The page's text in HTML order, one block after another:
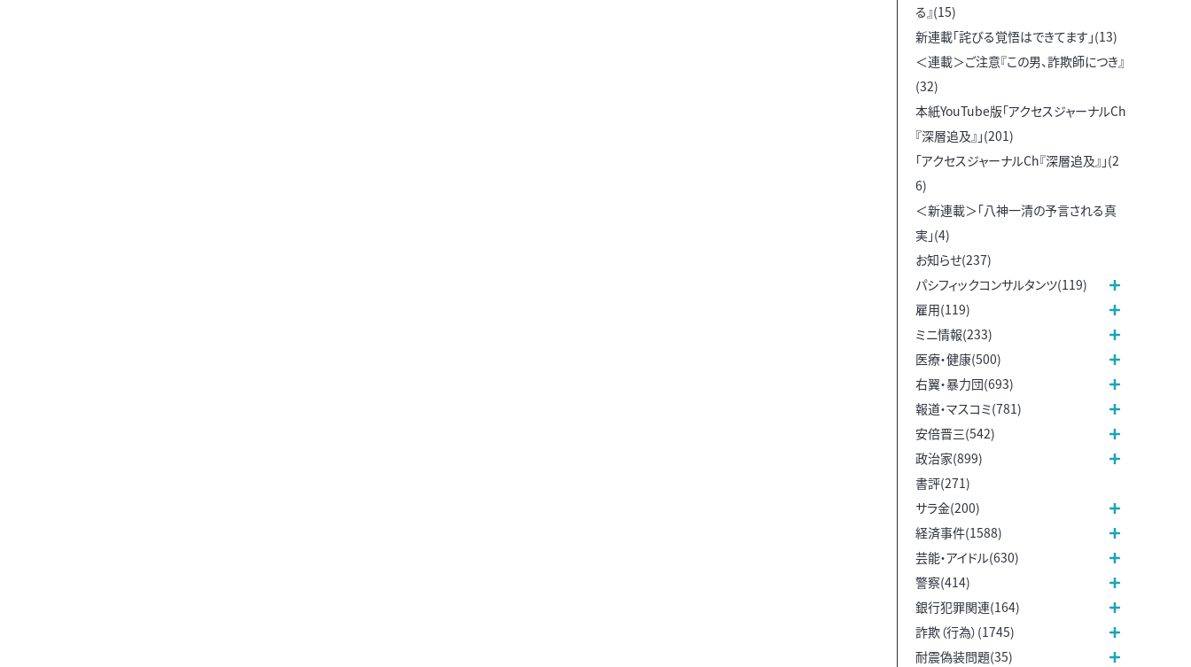
る』(15)
新連載「詫びる覚悟はできてます」(13)
＜連載＞ご注意『この男、詐欺師につき』
(32)
本紙YouTube版「アクセスジャーナルCh
『深層追及』」(201)
「アクセスジャーナルCh『深層追及』」(2
6)
＜新連載＞「八神一清の予言される真
実」(4)
お知らせ(237)
パシフィックコンサルタンツ(119)
雇用(119)
ミニ情報(233)
医療・健康(500)
右翼・暴力団(693)
報道・マスコミ(781)
安倍晋三(542)
政治家(899)
書評(271)
サラ金(200)
経済事件(1588)
芸能・アイドル(630)
警察(414)
銀行犯罪関連(164)
詐欺（行為）(1745)
耐震偽装問題(35)